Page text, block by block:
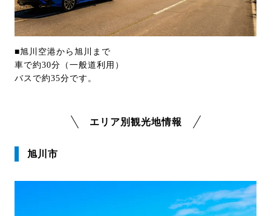
■旭川空港から旭川まで
車で約30分（一般道利用）
バスで約35分です。
エリア別観光地情報
旭川市